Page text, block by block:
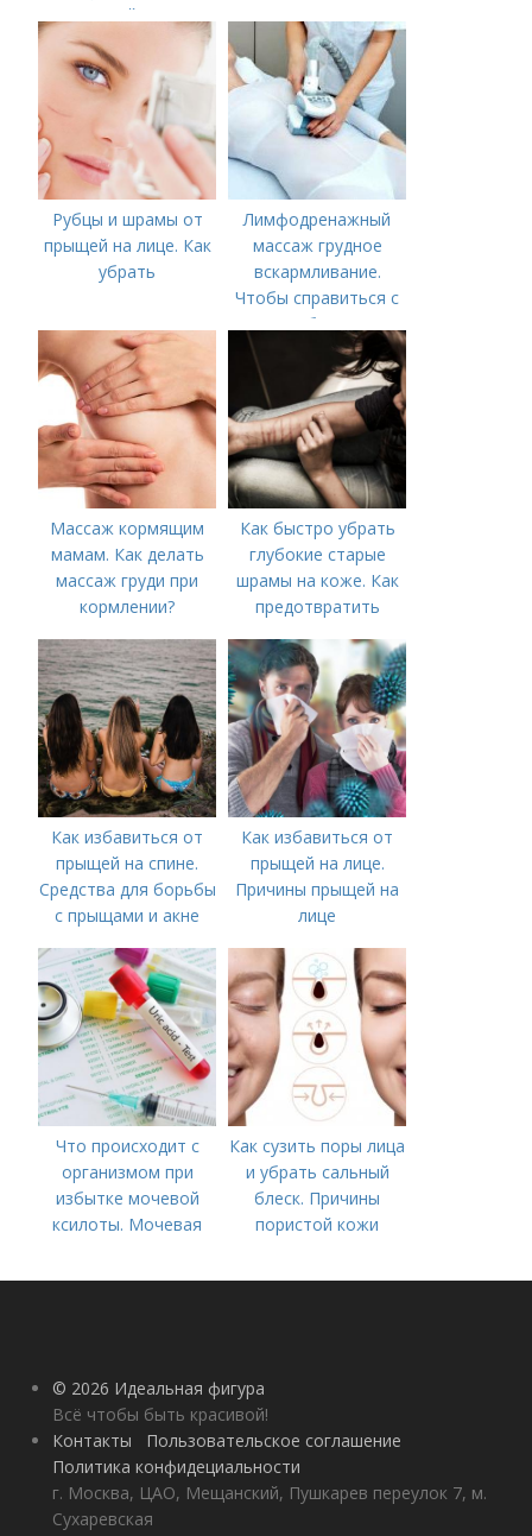
калорийность
Рубцы и шрамы от
прыщей на лице. Как
убрать
Лимфодренажный
массаж грудное
вскармливание.
Чтобы справиться с
нагрубанием,
необходимо
предпринять
следующие действия:
Массаж кормящим
мамам. Как делать
массаж груди при
кормлении?
Как быстро убрать
глубокие старые
шрамы на коже. Как
предотвратить
Как избавиться от
прыщей на спине.
Средства для борьбы
с прыщами и акне
Как избавиться от
прыщей на лице.
Причины прыщей на
лице
Что происходит с
организмом при
избытке мочевой
ксилоты. Мочевая
норма и отклонения
Как сузить поры лица
и убрать сальный
блеск. Причины
пористой кожи
© 2026 Идеальная фигура
Всё чтобы быть красивой!
Контакты
Пользовательское соглашение
Политика конфидециальности
г. Москва, ЦАО, Мещанский, Пушкарев переулок 7, м.
Сухаревская